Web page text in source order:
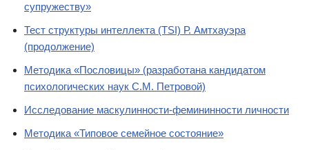
супружеству»
Тест структуры интеллекта (TSI) Р. Амтхауэра
(продолжение)
Методика «Пословицы» (разработана кандидатом
психологических наук С.М. Петровой)
Исследование маскулинности-фемининности личности
Методика «Типовое семейное состояние»